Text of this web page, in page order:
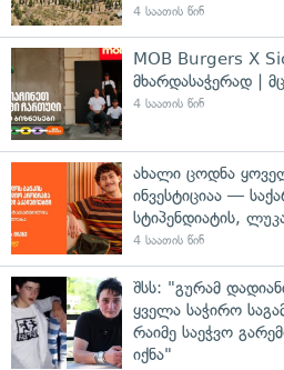
4 საათის წინ
MOB Burgers X
მხარდასაჭერად |
4 საათის წინ
ახალი ცოდნა
ინვესტიციაა —
სტიპენდიატის,
4 საათის წინ
შსს: "გურამ
ყველა საჭირო
რაიმე საეჭვო
იქნა"